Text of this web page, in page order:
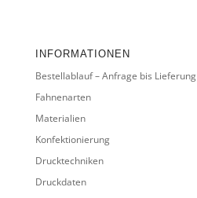
INFORMATIONEN
Bestellablauf – Anfrage bis Lieferung
Fahnenarten
Materialien
Konfektionierung
Drucktechniken
Druckdaten